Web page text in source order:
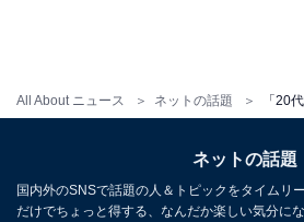
All About ニュース ネットの話題
ネットの話題
国内外のSNSで話題の人＆トピックをタイムリ
だけでちょっと得する、なんだか楽しい気分に